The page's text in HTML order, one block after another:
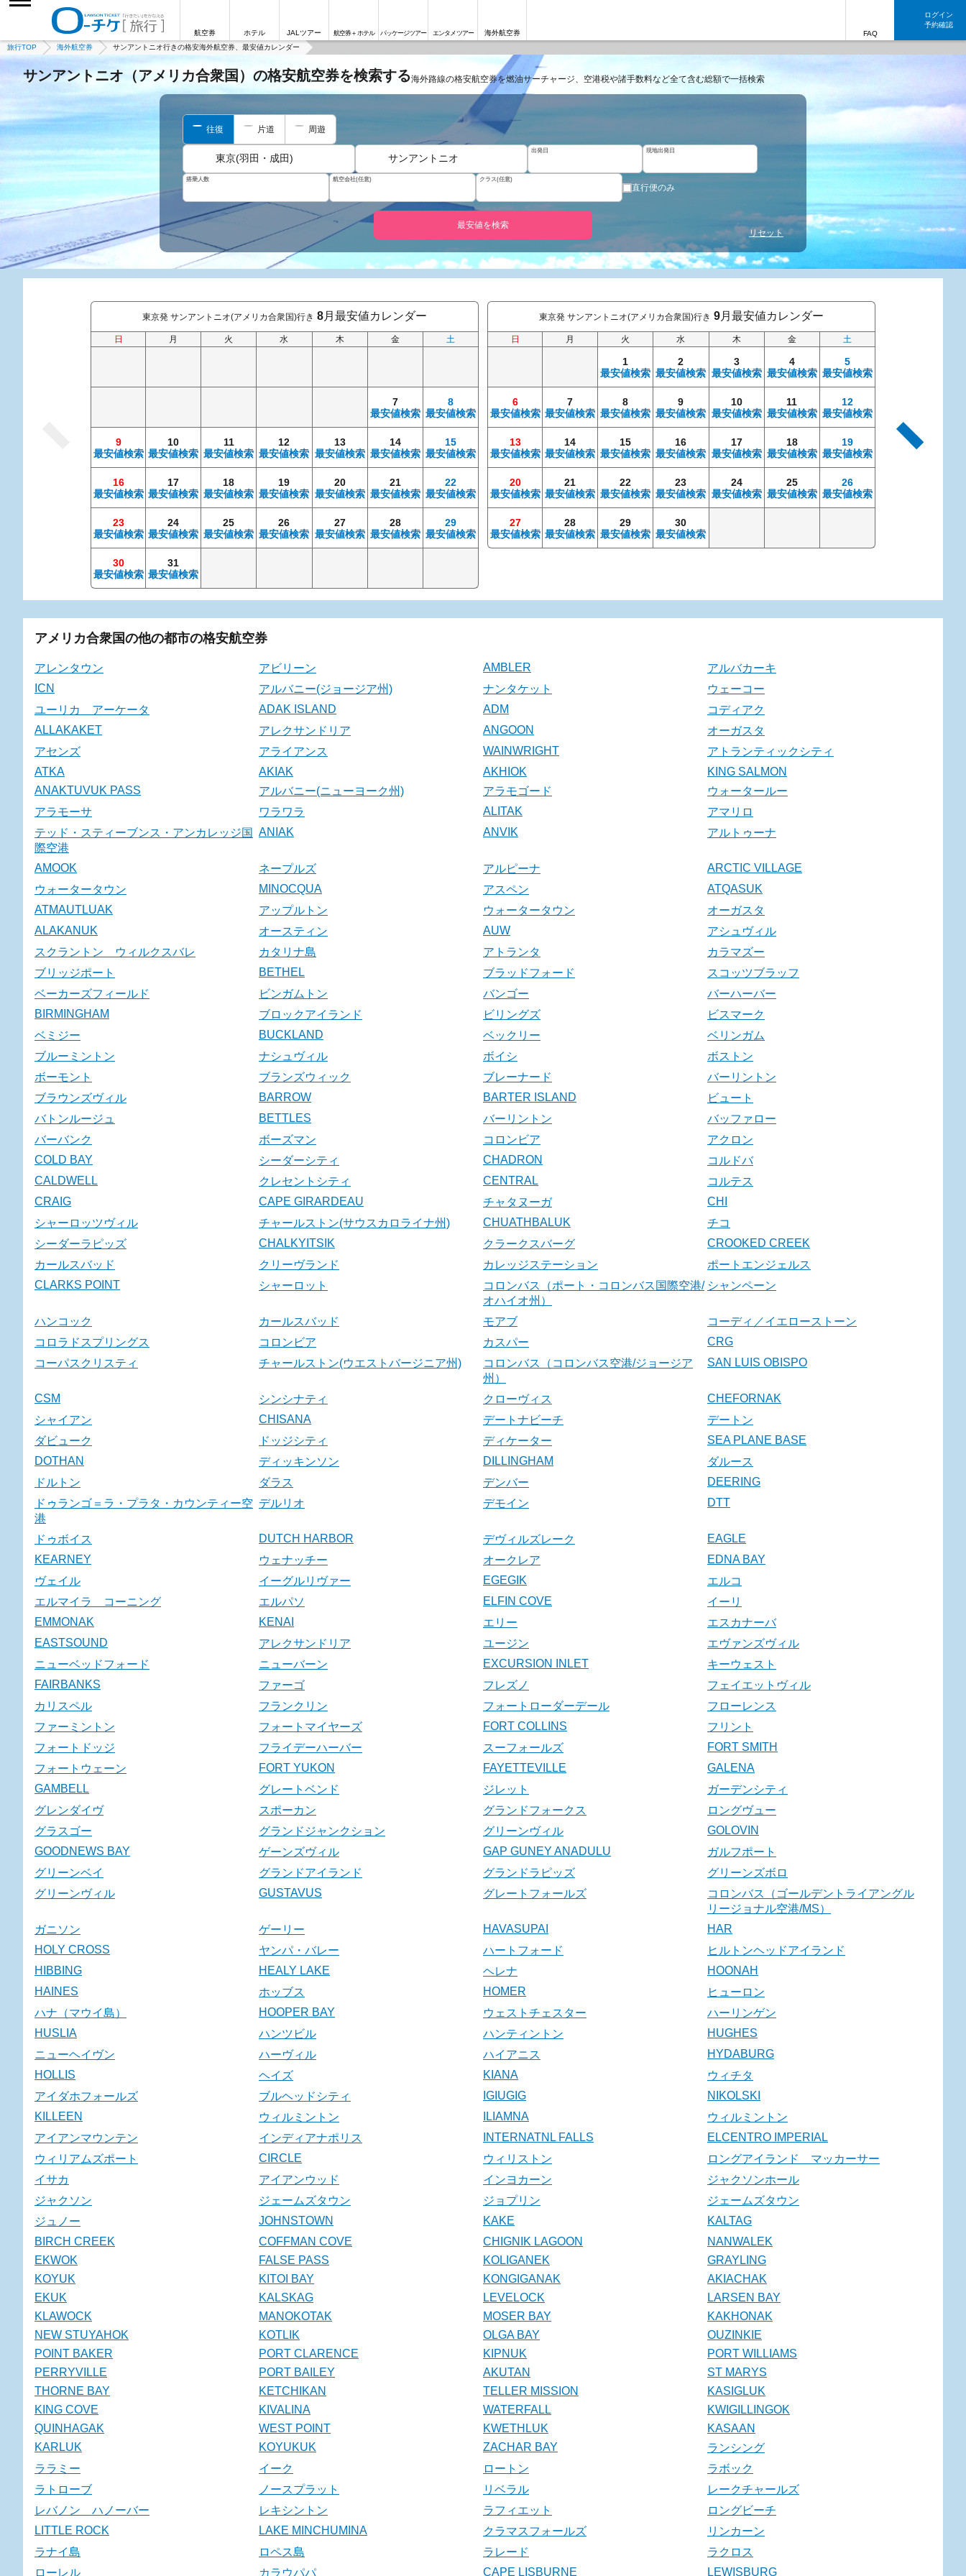
航空券 ホテル JALツアー 航空券＋ホテル パッケージツアー エンタメツアー 海外航空券 FAQ
ログイン
予約確認
旅行TOP 海外航空券 サンアントニオ行きの格安海外航空券、最安値カレンダー
サンアントニオ（アメリカ合衆国）の格安航空券を検索する海外路線の格安航空券を燃油サーチャージ、空港税や諸手数料など全て含む総額で一括検索
往復 片道 周遊
東京(羽田・成田) サンアントニオ
出発日 現地出発日
搭乗人数 航空会社(任意) クラス(任意)
直行便のみ
最安値を検索
リセット
東京発 サンアントニオ(アメリカ合衆国)行き 8月最安値カレンダー
日 月 火 水 木 金 土
7
最安値検索
8
最安値検索
9
最安値検索
10
最安値検索
11
最安値検索
12
最安値検索
13
最安値検索
14
最安値検索
15
最安値検索
16
最安値検索
17
最安値検索
18
最安値検索
19
最安値検索
20
最安値検索
21
最安値検索
22
最安値検索
23
最安値検索
24
最安値検索
25
最安値検索
26
最安値検索
27
最安値検索
28
最安値検索
29
最安値検索
30
最安値検索
31
最安値検索
東京発 サンアントニオ(アメリカ合衆国)行き 9月最安値カレンダー
日 月 火 水 木 金 土
1
最安値検索
2
最安値検索
3
最安値検索
4
最安値検索
5
最安値検索
6
最安値検索
7
最安値検索
8
最安値検索
9
最安値検索
10
最安値検索
11
最安値検索
12
最安値検索
13
最安値検索
14
最安値検索
15
最安値検索
16
最安値検索
17
最安値検索
18
最安値検索
19
最安値検索
20
最安値検索
21
最安値検索
22
最安値検索
23
最安値検索
24
最安値検索
25
最安値検索
26
最安値検索
27
最安値検索
28
最安値検索
29
最安値検索
30
最安値検索
11
最安値検索
アメリカ合衆国の他の都市の格安航空券
アレンタウン アビリーン AMBLER
アルバカーキ
ICN
アルバニー(ジョージア州) ナンタケット
ウェーコー
ユーリカ アーケータ
ADAK ISLAND ADM
コディアク
ALLAKAKET
アレクサンドリア ANGOON
オーガスタ
アセンズ
アライアンス WAINWRIGHT
アトランティックシティ
ATKA
AKIAK AKHIOK
KING SALMON
ANAKTUVUK PASS
アルバニー(ニューヨーク州) アラモゴード
ウォータールー
アラモーサ
ワラワラ ALITAK
アマリロ
テッド・スティーブンス・アンカレッジ国
際空港
ANIAK ANVIK アルトゥーナ
AMOOK ネープルズ アルピーナ
ARCTIC VILLAGE
ウォータータウン
MINOCQUA アスペン
ATQASUK
ATMAUTLUAK
アップルトン ウォータータウン
オーガスタ
ALAKANUK
オースティン AUW
アシュヴィル
スクラントン ウィルクスバレ
カタリナ島 アトランタ
カラマズー
ブリッジポート
BETHEL ブラッドフォード
スコッツブラッフ
ベーカーズフィールド
ビンガムトン バンゴー
バーハーバー
BIRMINGHAM
ブロックアイランド ビリングズ
ビスマーク
ベミジー
BUCKLAND ベックリー
ベリンガム
ブルーミントン
ナシュヴィル ボイシ
ボストン
ボーモント
ブランズウィック ブレーナード
バーリントン
ブラウンズヴィル
BARROW BARTER ISLAND
ビュート
バトンルージュ
BETTLES バーリントン
バッファロー
バーバンク
ボーズマン コロンビア
アクロン
COLD BAY
シーダーシティ CHADRON
コルドバ
CALDWELL
クレセントシティ CENTRAL
コルテス
CRAIG
CAPE GIRARDEAU チャタヌーガ
CHI
シャーロッツヴィル
チャールストン(サウスカロライナ州) CHUATHBALUK
チコ
シーダーラピッズ
CHALKYITSIK クラークスバーグ
CROOKED CREEK
カールスバッド
クリーヴランド カレッジステーション
ポートエンジェルス
CLARKS POINT
シャーロット
コロンバス（ポート・コロンバス国際空港/
オハイオ州）
シャンペーン
ハンコック カールスバッド モアブ
コーディ／イエローストーン
コロラドスプリングス
コロンビア カスパー
CRG
コーパスクリスティ
チャールストン(ウエストバージニア州)
コロンバス（コロンバス空港/ジョージア
州）
SAN LUIS OBISPO
CSM シンシナティ クローヴィス
CHEFORNAK
シャイアン
CHISANA デートナビーチ
デートン
ダビューク
ドッジシティ ディケーター
SEA PLANE BASE
DOTHAN
ディッキンソン DILLINGHAM
ダルース
ドルトン
ダラス デンバー
DEERING
ドゥランゴ＝ラ・プラタ・カウンティー空
港
デルリオ デモイン DTT
ドゥボイス DUTCH HARBOR デヴィルズレーク
EAGLE
KEARNEY
ウェナッチー オークレア
EDNA BAY
ヴェイル
イーグルリヴァー EGEGIK
エルコ
エルマイラ コーニング
エルパソ ELFIN COVE
イーリ
EMMONAK
KENAI エリー
エスカナーバ
EASTSOUND
アレクサンドリア ユージン
エヴァンズヴィル
ニューベッドフォード
ニューバーン EXCURSION INLET
キーウェスト
FAIRBANKS
ファーゴ フレズノ
フェイエットヴィル
カリスペル
フランクリン フォートローダーデール
フローレンス
ファーミントン
フォートマイヤーズ FORT COLLINS
フリント
フォートドッジ
フライデーハーバー スーフォールズ
FORT SMITH
フォートウェーン
FORT YUKON FAYETTEVILLE
GALENA
GAMBELL
グレートベンド ジレット
ガーデンシティ
グレンダイヴ
スポーカン グランドフォークス
ロングヴュー
グラスゴー
グランドジャンクション グリーンヴィル
GOLOVIN
GOODNEWS BAY
ゲーンズヴィル GAP GUNEY ANADULU
ガルフポート
グリーンベイ
グランドアイランド グランドラピッズ
グリーンズボロ
グリーンヴィル
GUSTAVUS グレートフォールズ
コロンバス（ゴールデントライアングル
リージョナル空港/MS）
ガニソン
ゲーリー HAVASUPAI
HAR
HOLY CROSS
ヤンパ・バレー ハートフォード
ヒルトンヘッドアイランド
HIBBING
HEALY LAKE ヘレナ
HOONAH
HAINES
ホッブス HOMER
ヒューロン
ハナ（マウイ島）
HOOPER BAY ウェストチェスター
ハーリンゲン
HUSLIA
ハンツビル ハンティントン
HUGHES
ニューヘイヴン
ハーヴィル ハイアニス
HYDABURG
HOLLIS
ヘイズ KIANA
ウィチタ
アイダホフォールズ
ブルヘッドシティ IGIUGIG
NIKOLSKI
KILLEEN
ウィルミントン ILIAMNA
ウィルミントン
アイアンマウンテン
インディアナポリス INTERNATNL FALLS
ELCENTRO IMPERIAL
ウィリアムズポート
CIRCLE ウィリストン
ロングアイランド マッカーサー
イサカ
アイアンウッド インヨカーン
ジャクソンホール
ジャクソン
ジェームズタウン ジョプリン
ジェームズタウン
ジュノー
JOHNSTOWN KAKE
KALTAG
BIRCH CREEK
COFFMAN COVE CHIGNIK LAGOON
NANWALEK
EKWOK
FALSE PASS KOLIGANEK
GRAYLING
KOYUK
KITOI BAY KONGIGANAK
AKIACHAK
EKUK
KALSKAG LEVELOCK
LARSEN BAY
KLAWOCK
MANOKOTAK MOSER BAY
KAKHONAK
NEW STUYAHOK
KOTLIK OLGA BAY
OUZINKIE
POINT BAKER
PORT CLARENCE KIPNUK
PORT WILLIAMS
PERRYVILLE
PORT BAILEY AKUTAN
ST MARYS
THORNE BAY
KETCHIKAN TELLER MISSION
KASIGLUK
KING COVE
KIVALINA WATERFALL
KWIGILLINGOK
QUINHAGAK
WEST POINT KWETHLUK
KASAAN
KARLUK
KOYUKUK ZACHAR BAY
ランシング
ララミー
イーク ロートン
ラボック
ラトローブ
ノースプラット リベラル
レークチャールズ
レバノン ハノーバー
レキシントン ラフィエット
ロングビーチ
LITTLE ROCK
LAKE MINCHUMINA クラマスフォールズ
リンカーン
ラナイ島
ロペス島 ラレード
ラクロス
ローレル
カラウパパ CAPE LISBURNE LEWISBURG